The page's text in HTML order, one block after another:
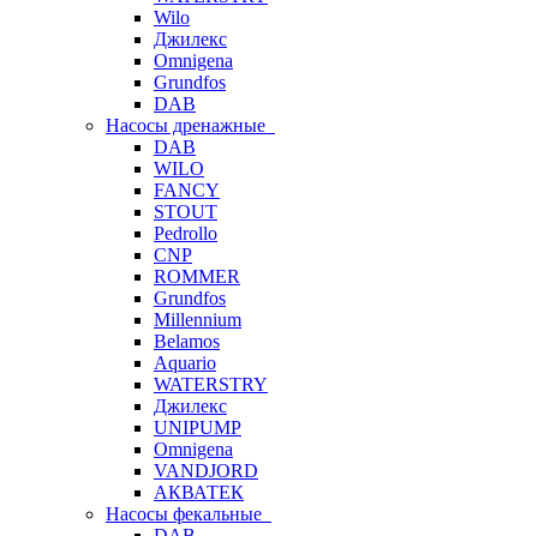
Wilo
Джилекс
Omnigena
Grundfos
DAB
Насосы дренажные
DAB
WILO
FANCY
STOUT
Pedrollo
CNP
ROMMER
Grundfos
Millennium
Belamos
Aquario
WATERSTRY
Джилекс
UNIPUMP
Omnigena
VANDJORD
АКВАТЕК
Насосы фекальные